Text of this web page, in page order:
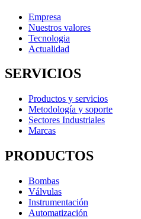
Empresa
Nuestros valores
Tecnologia
Actualidad
SERVICIOS
Productos y servicios
Metodología y soporte
Sectores Industriales
Marcas
PRODUCTOS
Bombas
Válvulas
Instrumentación
Automatización